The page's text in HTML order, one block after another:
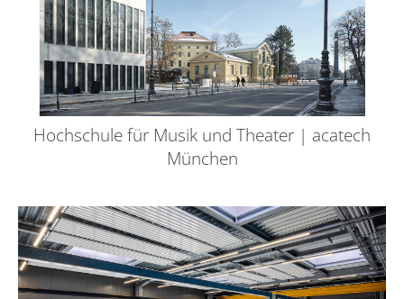
Hochschule für Musik und Theater | acatech
München